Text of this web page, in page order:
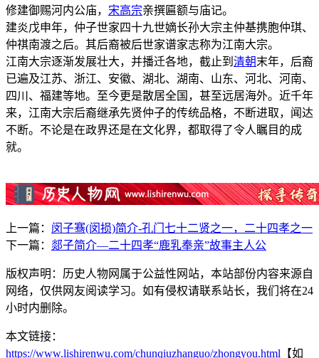
修建御赐河内公庙， 宋高宗亲撰匾额与庙记。
建炎戊申年，仲子世家四十九世嫡长孙大宗主仲基携胞仲琪、
仲祺南渡之后。其后裔被后世家谱家志称为江南大宗。
江南大宗逐渐发展壮大，并播迁各地，截止到 清朝末年，后裔
已遍及江苏、浙江、安徽、湖北、湖南、山东、河北、河南、
四川、福建等地。至今更是散居全国，甚至远居海外。近千年
来，江南大宗后裔继承先贤仲子的传统品格，不断进取，闻达
不断。不论是在政界还是在文化界，都取得了令人瞩目的成
就。
上一篇： 闵子骞(闵损)简介-孔门七十二贤之一，二十四孝之一
下一篇： 郯子简介—二十四孝“鹿乳奉亲”故事主人公
版权声明：历史人物网属于公益性网站，本站部份内容来源自
网络，仅供网友阅读学习。如有侵权请联系站长，我们将在24
小时内删除。
本文链接：
https://www.lishirenwu.com/chunqiuzhanguo/zhongyou.html 【如